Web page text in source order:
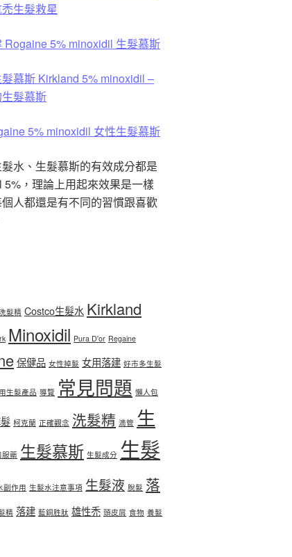
生髮救星
Rogaine 5% minoxidil 生髮慕斯
慕斯 Kirkland 5% minoxidil –
髮慕斯
5% minoxidil 女性生髮慕斯
水、生髮慕斯的有效成分都是
5%，理論上用起來效果是一樣
人都還是有不同的習慣跟喜歡
髮精 Costco生髮水 Kirkland
Minoxidil Pura D'or Regaine
保健品 女性掉髮 女用落建 好市多生髮
生髮產品 導覽 常見問題 懶人包
柯克蘭 正確觀念 洗髮精 滴管 生
藥 生髮慕斯 生髮成分 生髮
副作用 生髮水注意事項 生髮液 脫髮 落
精 落建 藍銅胜肽 雄性禿 頭皮屑 食物 養髮